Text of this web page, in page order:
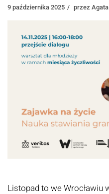
9 października 2025 przez
Listopad to we Wrocławiu